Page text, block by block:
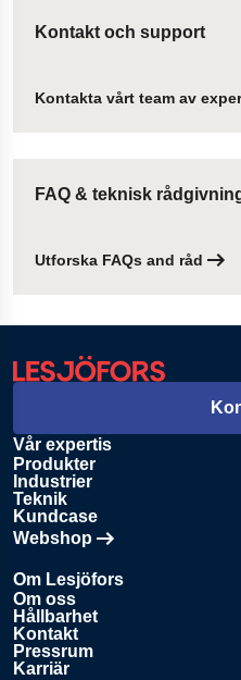
Kontakt och support
Kontakta vårt team av
FAQ & teknisk
Utforska FAQs and råd
Vår expertis
Produkter
Industrier
Teknik
Kundcase
Webshop
Öppnas i en ny flik
Om Lesjöfors
Om oss
Hållbarhet
Kontakt
Pressrum
Karriär